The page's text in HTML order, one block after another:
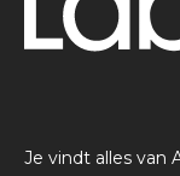
Je vindt alles van